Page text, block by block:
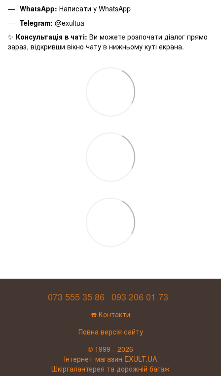
WhatsApp: Написати у WhatsApp
Telegram: @exultua
✨ Консультація в чаті: Ви можете розпочати діалог прямо
зараз, відкривши вікно чату в нижньому куті екрана.
073 555 35 86 093 206 01 73
☎️ Контакти
Повна версія сайту
© 1999—2026
Інтернет-магазин EXULT.UA
Шкіргалантерея та дорожній багаж